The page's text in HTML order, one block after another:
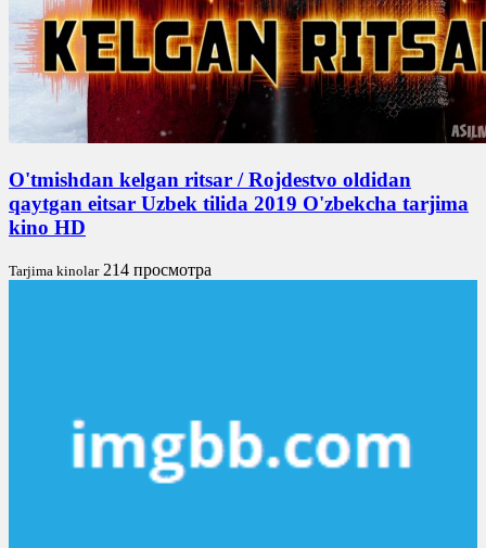
O'tmishdan kelgan ritsar / Rojdestvo oldidan
qaytgan eitsar Uzbek tilida 2019 O'zbekcha tarjima
kino HD
Tarjima kinolar 214 просмотра